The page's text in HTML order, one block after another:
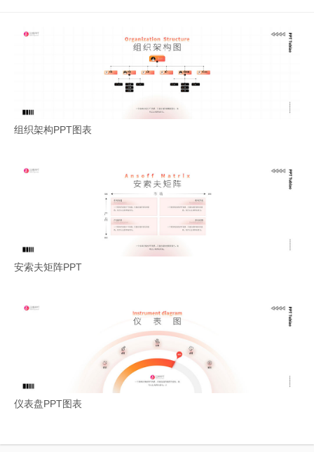
组织架构PPT图表
安索夫矩阵PPT
仪表盘PPT图表